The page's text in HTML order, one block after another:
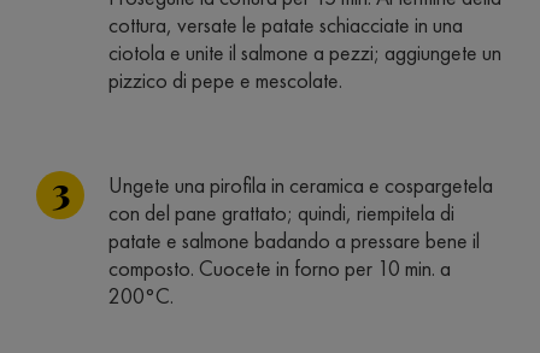
cottura, versate le patate schiacciate in una
ciotola e unite il salmone a pezzi; aggiungete un
pizzico di pepe e mescolate.
Ungete una pirofila in ceramica e cospargetela
con del pane grattato; quindi, riempitela di
patate e salmone badando a pressare bene il
composto. Cuocete in forno per 10 min. a
200°C.